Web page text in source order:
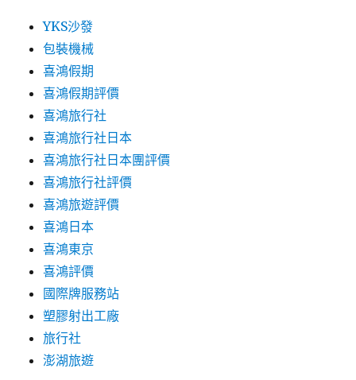
YKS沙發
包裝機械
喜鴻假期
喜鴻假期評價
喜鴻旅行社
喜鴻旅行社日本
喜鴻旅行社日本團評價
喜鴻旅行社評價
喜鴻旅遊評價
喜鴻日本
喜鴻東京
喜鴻評價
國際牌服務站
塑膠射出工廠
旅行社
澎湖旅遊